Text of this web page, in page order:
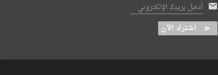
أدخل بريدك الإلكتروني
اشترك الآن